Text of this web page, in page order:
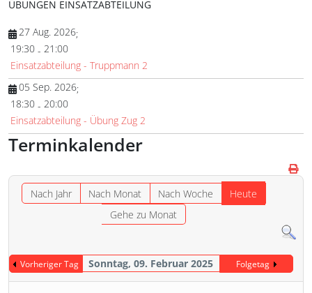
ÜBUNGEN EINSATZABTEILUNG
27 Aug. 2026;
19:30 - 21:00
Einsatzabteilung - Truppmann 2
05 Sep. 2026;
18:30 - 20:00
Einsatzabteilung - Übung Zug 2
Terminkalender
Nach Jahr Nach Monat Nach Woche
Heute
Gehe zu Monat
Vorheriger Tag Sonntag, 09. Februar 2025 Folgetag